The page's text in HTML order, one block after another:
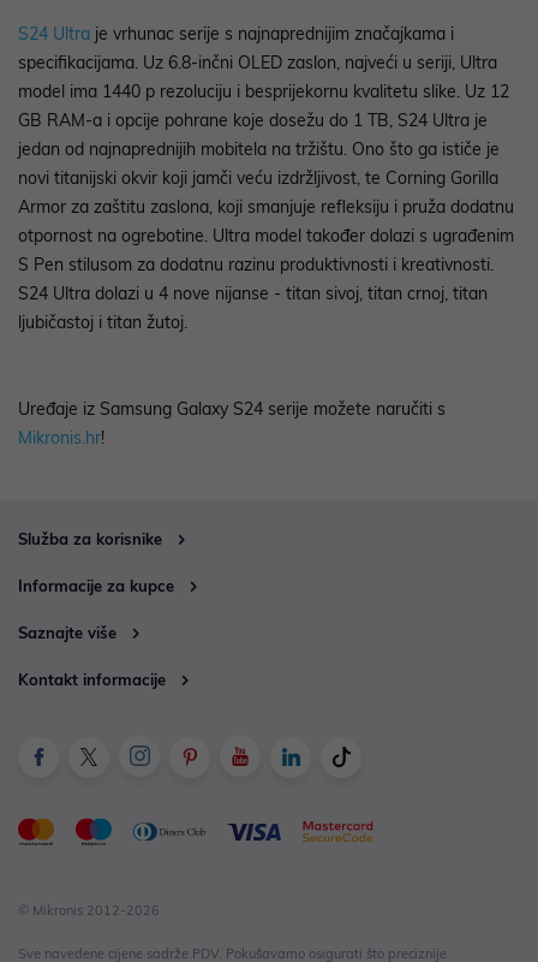
S24 Ultra je vrhunac serije s najnaprednijim značajkama i
specifikacijama. Uz 6.8-inčni OLED zaslon, najveći u seriji, Ultra
model ima 1440 p rezoluciju i besprijekornu kvalitetu slike. Uz 12
GB RAM-a i opcije pohrane koje dosežu do 1 TB, S24 Ultra je
jedan od najnaprednijih mobitela na tržištu. Ono što ga ističe je
novi titanijski okvir koji jamči veću izdržljivost, te Corning Gorilla
Armor za zaštitu zaslona, koji smanjuje refleksiju i pruža dodatnu
otpornost na ogrebotine. Ultra model također dolazi s ugrađenim
S Pen stilusom za dodatnu razinu produktivnosti i kreativnosti.
S24 Ultra dolazi u 4 nove nijanse - titan sivoj, titan crnoj, titan
ljubičastoj i titan žutoj.
Uređaje iz Samsung Galaxy S24 serije možete naručiti s
Mikronis.hr!
Služba za korisnike
Informacije za kupce
Saznajte više
Kontakt informacije
© Mikronis 2012-2026
Sve navedene cijene sadrže PDV. Pokušavamo osigurati što preciznije